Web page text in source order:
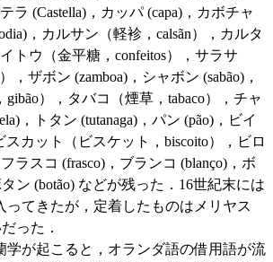
ラ (Castella)，カッパ (capa)，カボチャ
，カルサン（軽袗，calsãn），カルタ
トウ（金平糖，confeitos），サラサ
），ザボン (zamboa)，シャボン (sabão)，
gibão），タバコ（煙草，tabaco），チャ
，トタン (tutanaga)，パン (pão)，ビイ
スカット（ビスケット，biscoito），ビロ
ラスコ (frasco)，ブランコ (blanço)，ボ
ン (botão) などが残った．16世紀末には
ってきたが，定着したものはメリヤス
った．
が起こると，オランダ語の借用語が流